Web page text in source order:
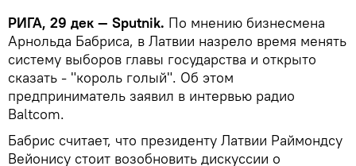
РИГА, 29 дек — Sputnik. По мнению бизнесмена
Арнольда Бабриса, в Латвии назрело время менять
систему выборов главы государства и открыто
сказать - "король голый". Об этом
предприниматель заявил в интервью радио
Baltcom.
Бабрис считает, что президенту Латвии Раймондсу
Вейонису стоит возобновить дискуссии о